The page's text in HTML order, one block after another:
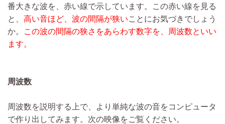
番大きな波を、赤い線で示しています。この赤い線を見る
と、 高い音ほど、波の間隔が狭いことにお気づきでしょう
か。
この波の間隔の狭さをあらわす数字を、周波数といい
ます。
周波数
周波数を説明する上で、より単純な波の音をコンピュータ
で作り出してみます。次の映像をご覧ください。